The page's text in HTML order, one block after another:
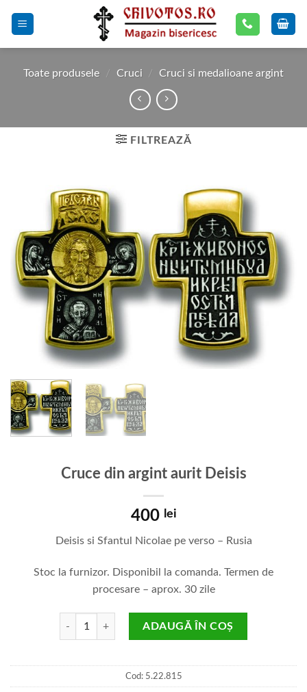
Toate produsele / Cruci / Cruci si medalioane argint
FILTREAZĂ
Cruce din argint aurit Deisis
400 lei
Deisis si Sfantul Nicolae pe verso – Rusia
Stoc la furnizor. Disponibil la comanda. Termen de
procesare – aprox. 30 zile
Cantitate Cruce din argint aurit Deisis
ADAUGĂ ÎN COȘ
Cod: 5.22.815